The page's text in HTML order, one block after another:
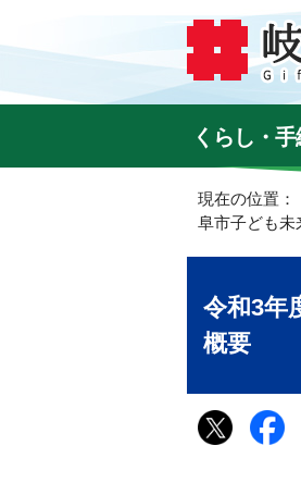
くらし・手
現在の位置：
阜市子ども
令和3年
概要